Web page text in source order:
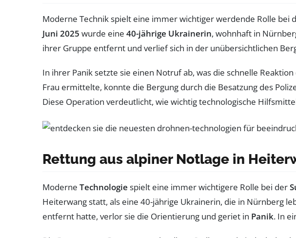
Moderne Technik spielt eine immer wichtiger werdende Rolle bei
Juni 2025 wurde eine 40-jährige Ukrainerin, wohnhaft in
ihrer Gruppe entfernt und verlief sich in der unübersichtlichen
In ihrer Panik setzte sie einen Notruf ab, was die schnelle
Frau ermittelte, konnte die Bergung durch die Besatzung des
Diese Operation verdeutlicht, wie wichtig technologische
Rettung aus alpiner Notlage in
Moderne Technologie spielt eine immer wichtigere Rolle bei der
Heiterwang statt, als eine 40-jährige Ukrainerin, die in Nürnberg
entfernt hatte, verlor sie die Orientierung und geriet in Panik. In